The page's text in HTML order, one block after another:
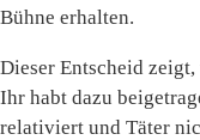
Bühne erhalten.
Dieser Entscheid
Ihr habt dazu
relativiert und Täter